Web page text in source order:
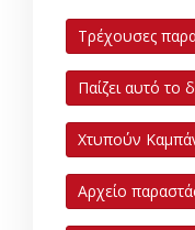
Τρέχουσες
Παίζει αυτό το
Χτυπούν
Αρχείο